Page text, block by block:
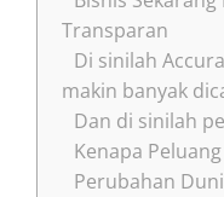
Transparan
Di sinilah
makin banyak
Dan di sinilah
Kenapa
Perubahan